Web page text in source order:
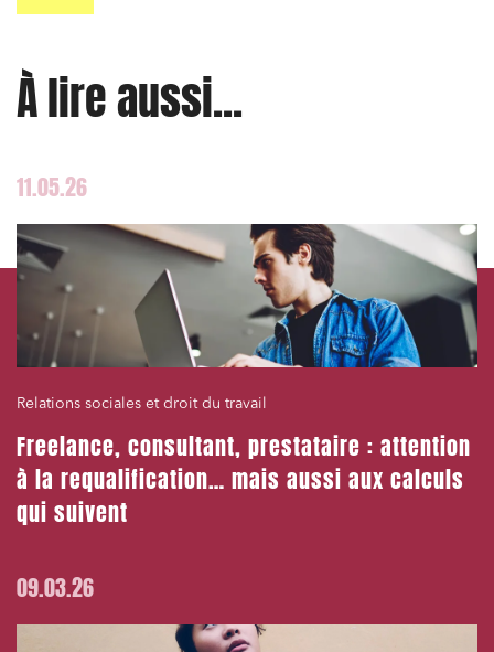
À lire aussi...
11.05.26
Relations sociales et droit du travail
Freelance, consultant, prestataire : attention
à la requalification… mais aussi aux calculs
qui suivent
09.03.26
Établissements financiers
Mobilité et transport
Droit du numérique, données et conformité
Relations sociales et droit du travail
Services publics et collectivités
Commande publique
Projets immobiliers
Banque finance et assurance
Droit des sociétés et Fusions-Acquisitions